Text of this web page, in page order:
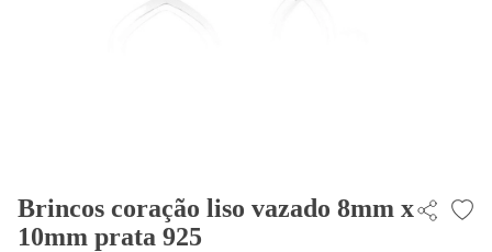
Brincos coração liso vazado 8mm x
10mm prata 925